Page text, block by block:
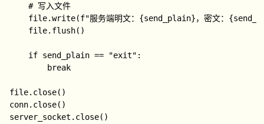
    # 写入文件
file.write(f"服务端明文：{send_plain}，密文：
    file.flush()
    if send_plain == "exit":
        break
file.close()
conn.close()